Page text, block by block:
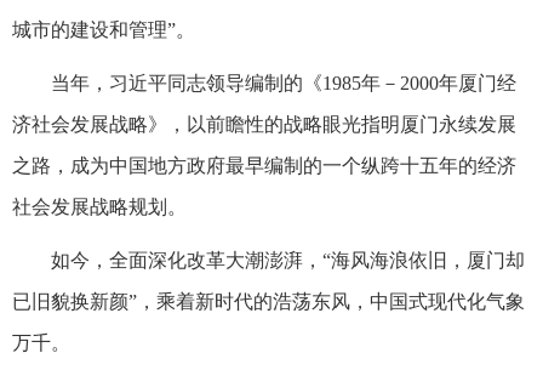
城市的建设和管理”。
当年，习近平同志领导编制的《1985年－2000年厦门经
济社会发展战略》，以前瞻性的战略眼光指明厦门永续发展
之路，成为中国地方政府最早编制的一个纵跨十五年的经济
社会发展战略规划。
如今，全面深化改革大潮澎湃，“海风海浪依旧，厦门却
已旧貌换新颜”，乘着新时代的浩荡东风，中国式现代化气象
万千。